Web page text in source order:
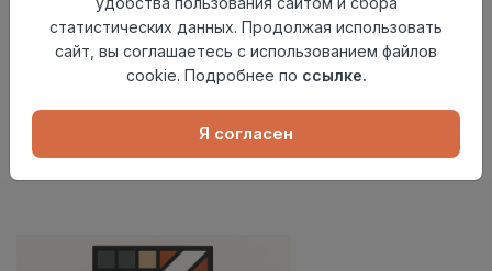
Добавить в корзину
Внимание! Внешний вид товара может отличаться от
представленного на настоящем сайте. Проверяйте
наличие необходимых характеристик и комплектации
в момент приобретения товара.
статистических данных. Продолжая использовать
сайт, вы соглашаетесь с использованием файлов
cookie. Подробнее по ссылке.
Я согласен